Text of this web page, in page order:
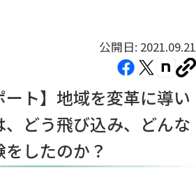
公開日: 2021.09.21
Facebook（新
い
タ
X（新
い
タ
note（新
い
タ
コ
ー
ート】地域を変革に導い
どう飛び込み、どんな
をしたのか？